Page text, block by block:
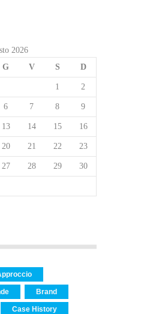
2026
G V S D
1 2
6 7 8 9
13 14 15 16
20 21 22 23
27 28 29 30
Brand
Case History